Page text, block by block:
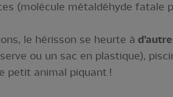
(molécule métaldéhyde fatale
le hérisson se heurte à
ou un sac en plastique),
petit animal piquant !